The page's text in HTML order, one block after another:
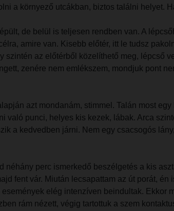
a környező utcákban, biztos találni helyet.
de belül is teljesen rendben van. A
amire van. Kisebb előtér, itt le tudsz
az előtérből közelíthető meg, lépcső
zenére nem emlékszem, mondjuk pont
azt mondanám, stimmel. Talán most
való punci, helyes kis kezek, lábak. Arca
a kedvedben járni. Nem egy csacsogós
perc ismerkedő beszélgetés a kis
fent vár. Miután lecsapattam az út porát,
elég intenzíven beindultak. Ekkor
rám nézett, végig tartottuk a szem